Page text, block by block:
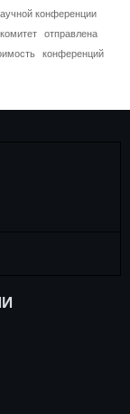
конференции
отправлена
конференций